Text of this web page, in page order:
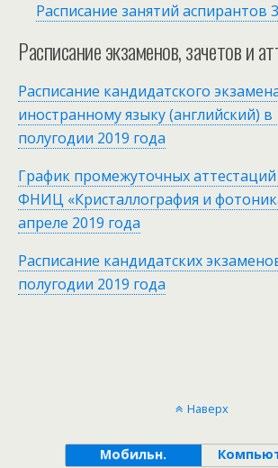
Расписание занятий аспирантов
Расписание экзаменов, зачетов и
Расписание кандидатского
иностранному языку (английский)
полугодии 2019 года
График промежуточных
ФНИЦ «Кристаллография и
апреле 2019 года
Расписание кандидатских
полугодии 2019 года
Наверх
Мобильн.